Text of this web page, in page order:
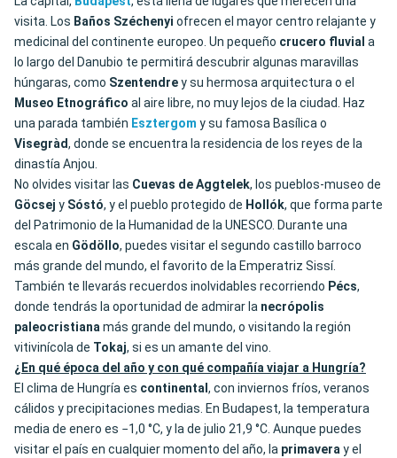
visita. Los Baños Széchenyi ofrecen el mayor centro relajante y
medicinal del continente europeo. Un pequeño crucero fluvial a
lo largo del Danubio te permitirá descubrir algunas maravillas
húngaras, como Szentendrey su hermosa arquitectura o el
Museo Etnográfico al aire libre, no muy lejos de la ciudad. Haz
una parada también Esztergom y su famosa Basílica o
Visegràd, donde se encuentra la residencia de los reyes de la
dinastía Anjou.
No olvides visitar las Cuevas de Aggtelek, los pueblos-museo de
Göcsej y Sóstó, y el pueblo protegido de Hollók, que forma parte
del Patrimonio de la Humanidad de la UNESCO. Durante una
escala en Gödöllo, puedes visitar el segundo castillo barroco
más grande del mundo, el favorito de la Emperatriz Sissí.
También te llevarás recuerdos inolvidables recorriendo Pécs,
donde tendrás la oportunidad de admirar la necrópolis
paleocristianamás grande del mundo, o visitando la región
vitivinícola de Tokaj, si es un amante del vino.
¿En qué época del año y con qué compañía viajar a Hungría?
El clima de Hungría es continental , con inviernos fríos, veranos
cálidos y precipitaciones medias. En Budapest, la temperatura
media de enero es −1,0 °C, y la de julio 21,9 °C. Aunque puedes
visitar el país en cualquier momento del año, la primaveray el